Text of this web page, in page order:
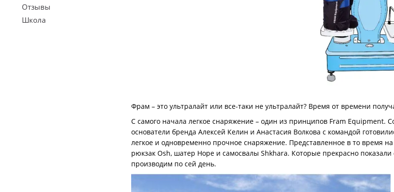
Фрам – это ультралайт или все-таки не ультралайт? Время от времени
С самого начала легкое снаряжение – один из принципов Fram Equipment.
основатели бренда Алексей Келин и Анастасия Волкова с командой
легкое и одновременно прочное снаряжение. Представленное в то время
рюкзак Osh, шатер Hope и самосвалы Shkhara. Которые прекрасно
производим по сей день.
Отзывы
Школа